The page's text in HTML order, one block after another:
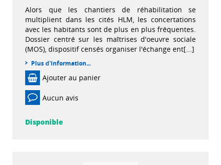
Alors que les chantiers de réhabilitation se
multiplient dans les cités HLM, les concertations
avec les habitants sont de plus en plus fréquentes.
Dossier centré sur les maîtrises d'oeuvre sociale
(MOS), dispositif censés organiser l'échange ent[...]
Plus d'information...
Ajouter au panier
Aucun avis
Disponible